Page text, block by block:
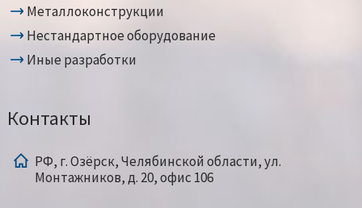
Металлоконструкции
Нестандартное оборудование
Иные разработки
Контакты
РФ, г. Озёрск, Челябинской области, ул.
Монтажников, д. 20, офис 106